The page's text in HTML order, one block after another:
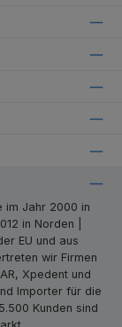
im Jahr 2000 in
in Norden |
EU und aus
wir Firmen
Xpedent und
Importer für die
Kunden sind